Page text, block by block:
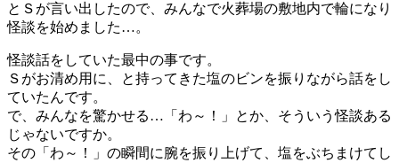
とＳが言い出したので、みんなで火葬場の敷地内で輪になり
怪談を始めました…。
怪談話をしていた最中の事です。
Ｓがお清め用に、と持ってきた塩のビンを振りながら話をし
ていたんです。
で、みんなを驚かせる…「わ～！」とか、そういう怪談ある
じゃないですか。
その「わ～！」の瞬間に腕を振り上げて、塩をぶちまけてし